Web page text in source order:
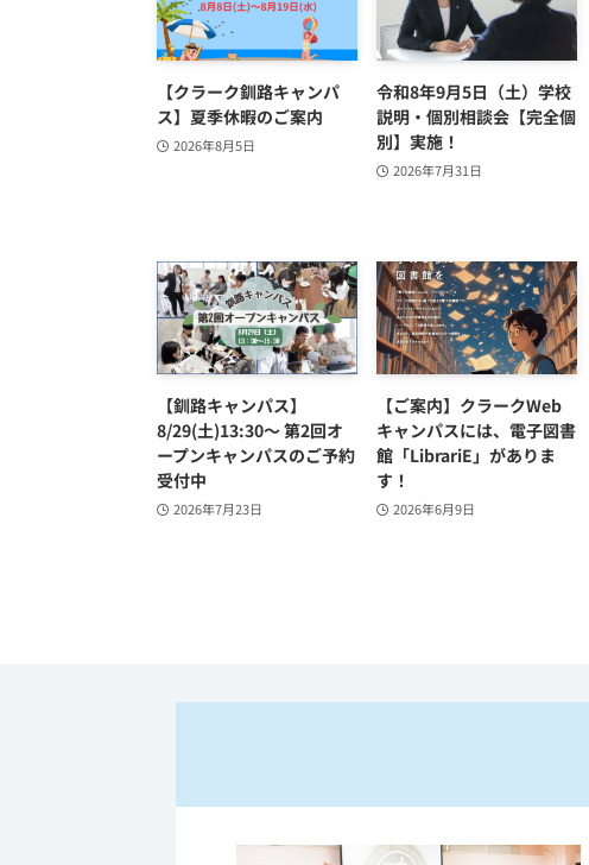
【クラーク釧路キャンパ
ス】夏季休暇のご案内
2026年8月5日
令和8年9月5日（土）学校
説明・個別相談会【完全個
別】実施！
2026年7月31日
【釧路キャンパス】
8/29(土)13:30～ 第2回オ
ープンキャンパスのご予約
受付中
2026年7月23日
【ご案内】クラークWeb
キャンパスには、電子図書
館「LibrariE」がありま
す！
2026年6月9日